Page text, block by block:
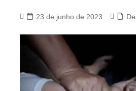
23 de junho de 2023